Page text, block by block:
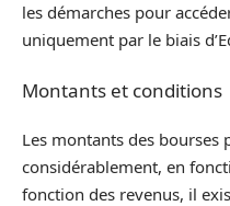
les démarches pour
uniquement par le biais
Montants et conditions
Les montants des bourses
considérablement, en
fonction des revenus, il